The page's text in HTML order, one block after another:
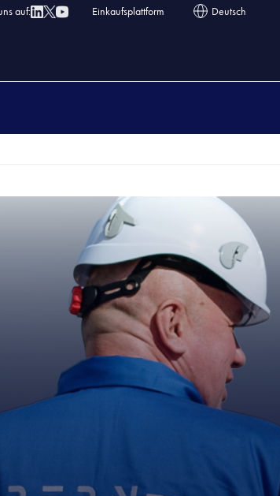
auf: Einkaufsplattform Deutsch